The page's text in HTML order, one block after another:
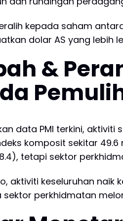
kepada saham
dolar AS yang lebih
&
data PMI terkini,
komposit sekitar
tetapi sektor
aktiviti keseluruhan naik
perkhidmatan